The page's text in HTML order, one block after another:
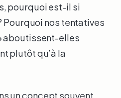
pourquoi est-il si
nos tentatives
aboutissent-elles
plutôt qu’à la
un concept souvent